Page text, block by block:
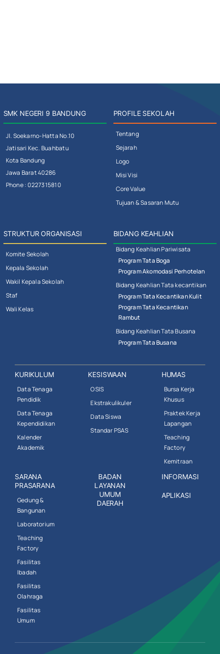
SMK NEGERI 9 BANDUNG
Jl. Soekarno-Hatta No.10
Jatisari Kec. Buahbatu
Kota Bandung
Jawa Barat 40286
Phone : 0227315810
PROFILE SEKOLAH
Tentang
Sejarah
Logo
Misi Visi
Core Value
Tujuan & Sasaran Mutu
STRUKTUR ORGANISASI
Komite Sekolah
Kepala Sekolah
Wakil Kepala Sekolah
Staf
Wali Kelas
BIDANG KEAHLIAN
Bidang Keahlian Pariwisata
Program Tata Boga
Program Akomodasi Perhotelan
Bidang Keahlian Tata kecantikan
Program Tata Kecantikan Kulit
Program Tata Kecantikan
Rambut
Bidang Keahlian Tata Busana
Program Tata Busana
KURIKULUM
Data Tenaga
Pendidik
Data Tenaga
Kependidikan
Kalender
Akademik
KESISWAAN
OSIS
Ekstrakulikuler
Data Siswa
Standar PSAS
HUMAS
Bursa Kerja
Khusus
Praktek Kerja
Lapangan
Teaching
Factory
Kemitraan
SARANA
PRASARANA
Gedung &
Bangunan
Laboratorium
Teaching
Factory
Fasilitas
Ibadah
Fasilitas
Olahraga
Fasilitas
Umum
BADAN
LAYANAN
UMUM
DAERAH
INFORMASI
APLIKASI